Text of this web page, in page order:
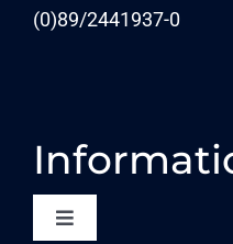
(0)89/2441937-0
Toggle